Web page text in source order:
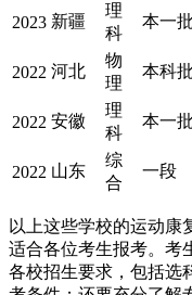
2023 新疆
理
科
本一
2022 河北
物
理
本科
2022 安徽
理
科
本一
2022 山东
综
合
一段
以上这些学校的运动康
适合各位考生报考。考
各校招生要求，包括选